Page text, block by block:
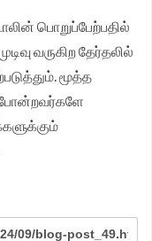
பொறுப்பேற்பதில்
வருகிற தேர்தலில்
மூத்த
போன்றவர்களே